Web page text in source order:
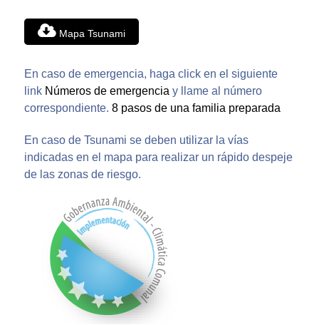
Mapa Tsunami
En caso de emergencia, haga click en el siguiente
link Números de emergencia y llame al número
correspondiente. 8 pasos de una familia preparada
En caso de Tsunami se deben utilizar la vías
indicadas en el mapa para realizar un rápido despeje
de las zonas de riesgo.